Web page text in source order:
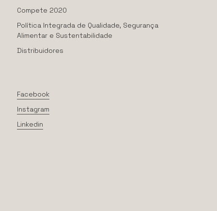
Compete 2020
Política Integrada de Qualidade, Segurança
Alimentar e Sustentabilidade
Distribuidores
Facebook
Instagram
Linkedin